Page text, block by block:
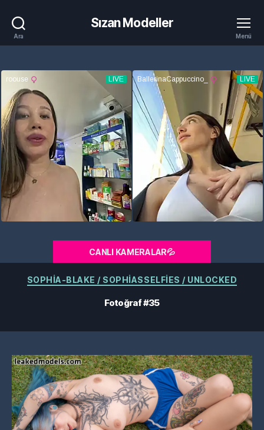
Ara
Sızan Modeller
Menü
CANLI KAMERALAR💦
Kategoriler
SOPHIA-BLAKE / SOPHIASSELFIES / UNLOCKED
Fotoğraf #35